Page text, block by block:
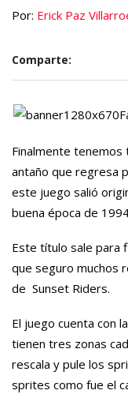
Por: Erick Paz
Comparte:
Finalmente
antaño que regresa
este juego salió
buena época de
Este título sale para
que seguro muchos
de Sunset Riders.
El juego cuenta con
tienen tres zonas
rescala y pule los
sprites como fue el